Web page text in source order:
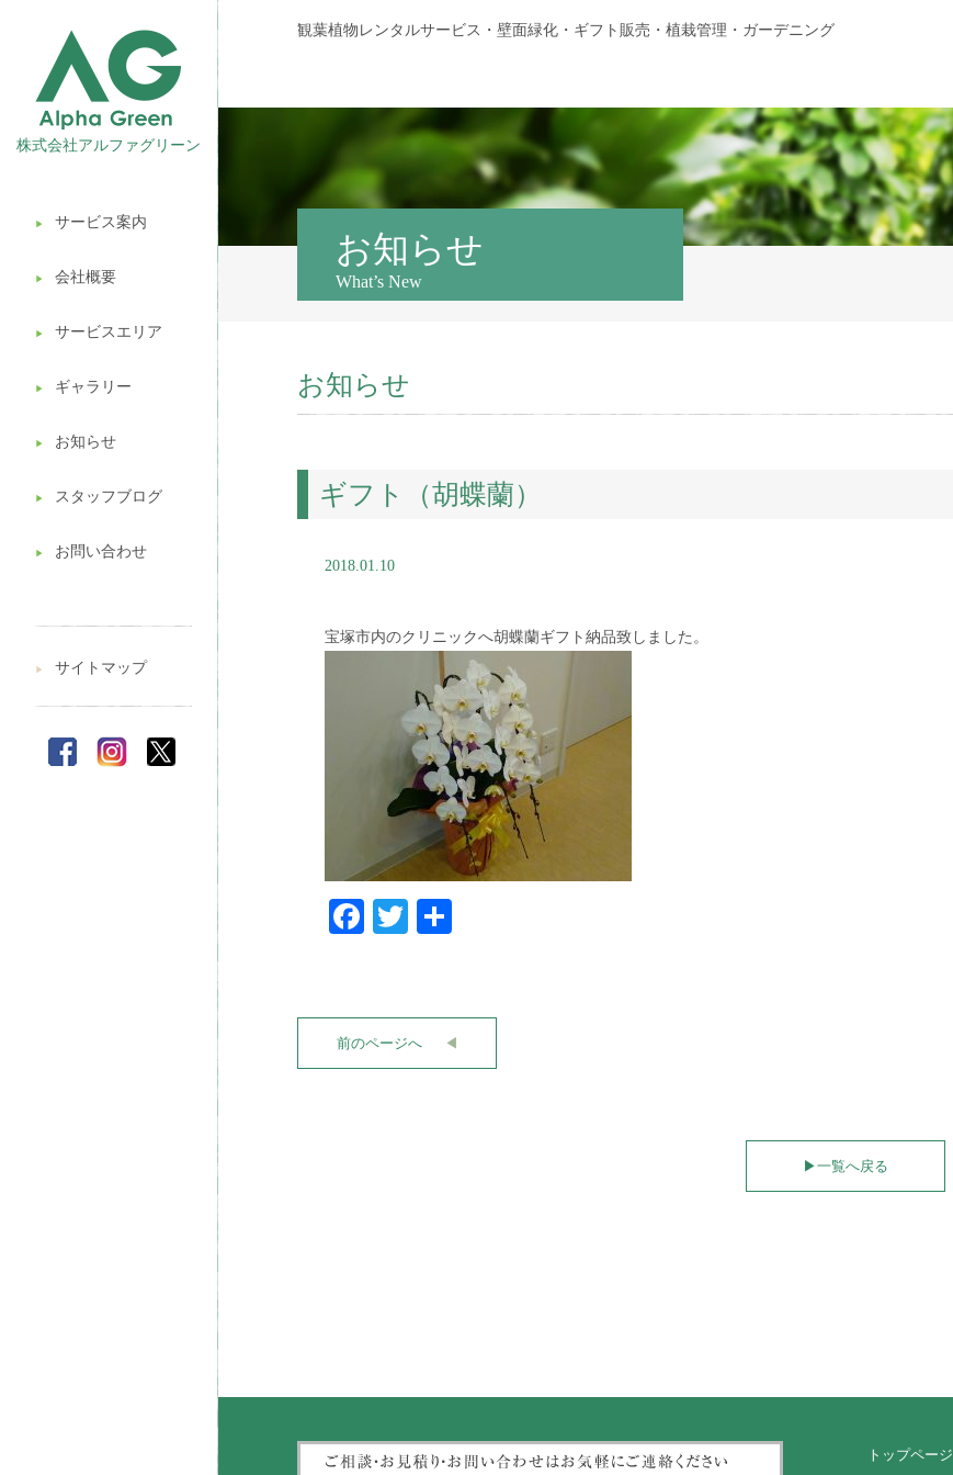
株式会社アルファグリーン
▶︎ サービス案内
▶︎ 会社概要
▶︎ サービスエリア
▶︎ ギャラリー
▶︎ お知らせ
▶︎ スタッフブログ
▶︎ お問い合わせ
観葉植物レンタル
壁面緑化
ギフト販売
造園ガーデニング
植木処分
▶︎ サイトマップ
観葉植物レンタルサービス・壁面緑化・ギフト販売・植栽管理・ガーデニング
お知らせ
What’s New
お知らせ
ギフト（胡蝶蘭）
2018.01.10
宝塚市内のクリニックへ胡蝶蘭ギフト納品致しました。
Facebook
Twitter
前のページへ ◀︎
▶︎一覧へ戻る
トップページ